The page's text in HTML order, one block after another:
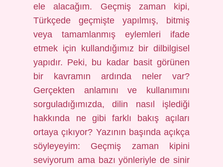
ele alacağım. Geçmiş zaman kipi,
Türkçede geçmişte yapılmış, bitmiş
veya tamamlanmış eylemleri ifade
etmek için kullandığımız bir dilbilgisel
yapıdır. Peki, bu kadar basit görünen
bir kavramın ardında neler var?
Gerçekten anlamını ve kullanımını
sorguladığımızda, dilin nasıl işlediği
hakkında ne gibi farklı bakış açıları
ortaya çıkıyor? Yazının başında açıkça
söyleyeyim: Geçmiş zaman kipini
seviyorum ama bazı yönleriyle de sinir